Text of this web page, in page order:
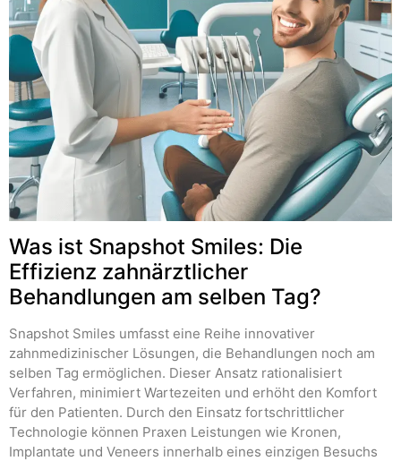
Was ist Snapshot Smiles: Die
Effizienz zahnärztlicher
Behandlungen am selben Tag?
Snapshot Smiles umfasst eine Reihe innovativer
zahnmedizinischer Lösungen, die Behandlungen noch am
selben Tag ermöglichen. Dieser Ansatz rationalisiert
Verfahren, minimiert Wartezeiten und erhöht den Komfort
für den Patienten. Durch den Einsatz fortschrittlicher
Technologie können Praxen Leistungen wie Kronen,
Implantate und Veneers innerhalb eines einzigen Besuchs